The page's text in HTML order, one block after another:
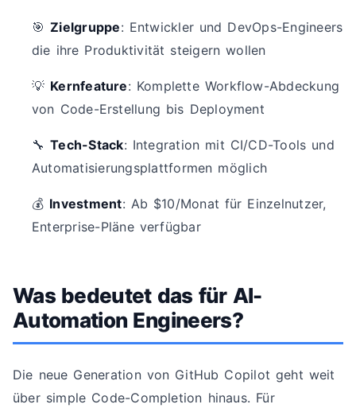
🎯Zielgruppe: Entwickler und DevOps-Engineers
die ihre Produktivität steigern wollen
💡 Kernfeature: Komplette Workflow-Abdeckung
von Code-Erstellung bis Deployment
🔧Tech-Stack: Integration mit CI/CD-Tools und
Automatisierungsplattformen möglich
💰 Investment: Ab $10/Monat für Einzelnutzer,
Enterprise-Pläne verfügbar
Was bedeutet das für AI-
Automation Engineers?
Die neue Generation von GitHub Copilot geht weit
über simple Code-Completion hinaus. Für